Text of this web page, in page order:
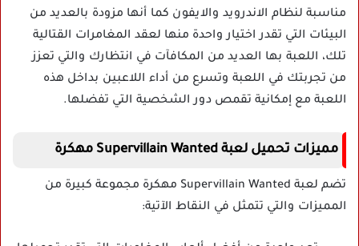
مناسبة لنظام الاندرويد والايفون كما أنها مزودة بالعديد من
البيئات التي تقدر اختيار واحدة منها لعقد المغامرات القتالية
تلك، اللعبة بها العديد من المكافآت في انتظارك والتي تعزز
من تجربتك في اللعبة وتسرع من أداء اللاعبين بداخل هذه
اللعبة مع إمكانية تقمص دور الشخصية التي تفضلها.
مميزات تحميل لعبة Supervillain Wanted مهكرة
تضم لعبة Supervillain Wanted مهكرة مجموعة كبيرة من
المميزات والتي تتمثل في النقاط الآتية: